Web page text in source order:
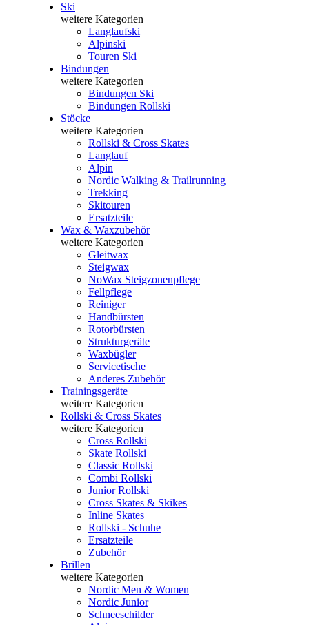
Ski
weitere Kategorien
Langlaufski
Alpinski
Touren Ski
Bindungen
weitere Kategorien
Bindungen Ski
Bindungen Rollski
Stöcke
weitere Kategorien
Rollski & Cross Skates
Langlauf
Alpin
Nordic Walking & Trailrunning
Trekking
Skitouren
Ersatzteile
Wax & Waxzubehör
weitere Kategorien
Gleitwax
Steigwax
NoWax Steigzonenpflege
Fellpflege
Reiniger
Handbürsten
Rotorbürsten
Strukturgeräte
Waxbügler
Servicetische
Anderes Zubehör
Trainingsgeräte
weitere Kategorien
Rollski & Cross Skates
weitere Kategorien
Cross Rollski
Skate Rollski
Classic Rollski
Combi Rollski
Junior Rollski
Cross Skates & Skikes
Inline Skates
Rollski - Schuhe
Ersatzteile
Zubehör
Brillen
weitere Kategorien
Nordic Men & Women
Nordic Junior
Schneeschilder